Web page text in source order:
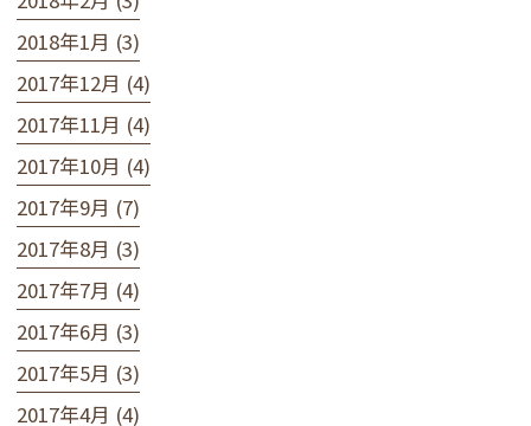
2018年1月 (3)
2017年12月 (4)
2017年11月 (4)
2017年10月 (4)
2017年9月 (7)
2017年8月 (3)
2017年7月 (4)
2017年6月 (3)
2017年5月 (3)
2017年4月 (4)